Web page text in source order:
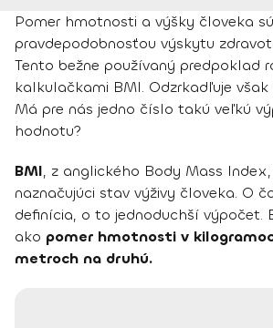
Pomer hmotnosti a výšky človeka
pravdepodobnosťou výskytu
Tento bežne používaný predpoklad
kalkulačkami BMI. Odzrkadľuje
Má pre nás jedno číslo takú veľkú
hodnotu?
BMI, z anglického Body Mass
naznačujúci stav výživy človeka. O
definícia, o to jednoduchší výpočet.
ako pomer hmotnosti v
metroch na druhú.